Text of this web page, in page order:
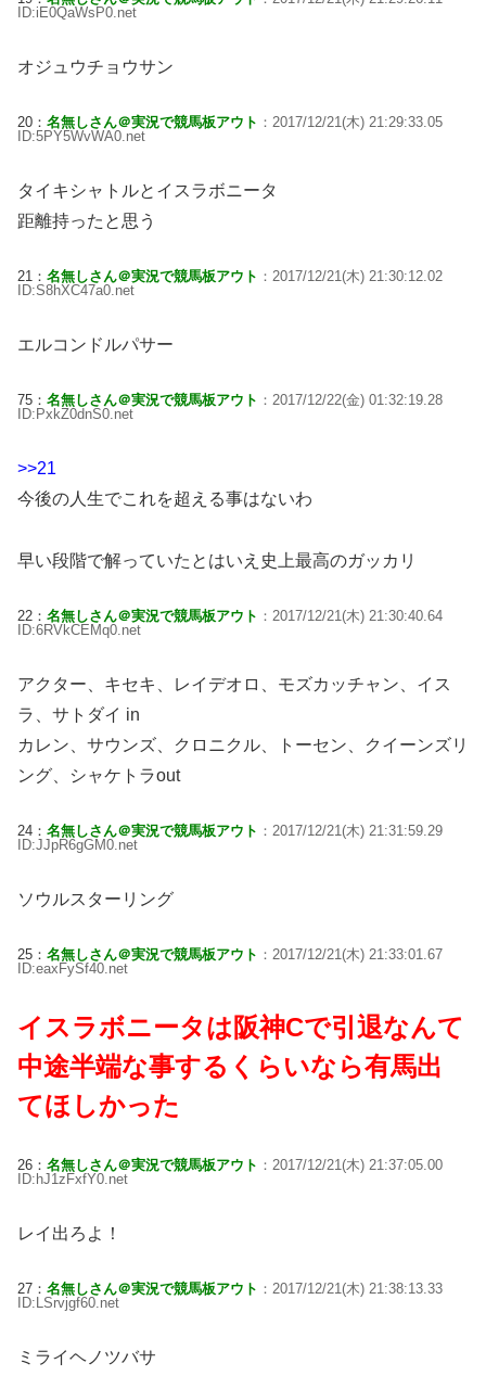
ID:iE0QaWsP0.net
オジュウチョウサン
20： 名無しさん＠実況で競馬板アウト ：2017/12/21(木) 21:29:33.05
ID:5PY5WvWA0.net
タイキシャトルとイスラボニータ
距離持ったと思う
21： 名無しさん＠実況で競馬板アウト ：2017/12/21(木) 21:30:12.02
ID:S8hXC47a0.net
エルコンドルパサー
75： 名無しさん＠実況で競馬板アウト ：2017/12/22(金) 01:32:19.28
ID:PxkZ0dnS0.net
>>21
今後の人生でこれを超える事はないわ
早い段階で解っていたとはいえ史上最高のガッカリ
22： 名無しさん＠実況で競馬板アウト ：2017/12/21(木) 21:30:40.64
ID:6RVkCEMq0.net
アクター、キセキ、レイデオロ、モズカッチャン、イス
ラ、サトダイ in
カレン、サウンズ、クロニクル、トーセン、クイーンズリ
ング、シャケトラout
24： 名無しさん＠実況で競馬板アウト ：2017/12/21(木) 21:31:59.29
ID:JJpR6gGM0.net
ソウルスターリング
25： 名無しさん＠実況で競馬板アウト ：2017/12/21(木) 21:33:01.67
ID:eaxFySf40.net
イスラボニータは阪神Cで引退なんて
中途半端な事するくらいなら有馬出
てほしかった
26： 名無しさん＠実況で競馬板アウト ：2017/12/21(木) 21:37:05.00
ID:hJ1zFxfY0.net
レイ出ろよ！
27： 名無しさん＠実況で競馬板アウト ：2017/12/21(木) 21:38:13.33
ID:LSrvjgf60.net
ミライヘノツバサ